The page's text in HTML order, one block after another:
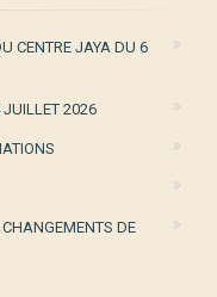
CENTRE JAYA DU 6
JUILLET 2026
CHANGEMENTS DE